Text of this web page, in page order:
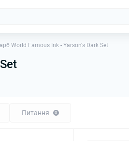
World Famous Ink - Yarson's Dark Set
Питання 0